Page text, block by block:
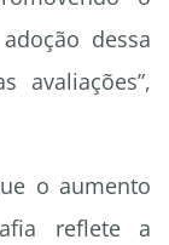
dessa
avaliações”,
o aumento
reflete a